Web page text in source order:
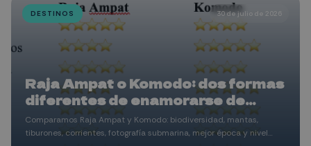
DESTINOS 30 de julio de 2026
Raja Ampat o Komodo: dos formas
diferentes de enamorarse de
Indonesia
Comparamos Raja Ampat y Komodo: biodiversidad, mantas,
tiburones, corrientes, fotografía submarina, mejor época y nivel